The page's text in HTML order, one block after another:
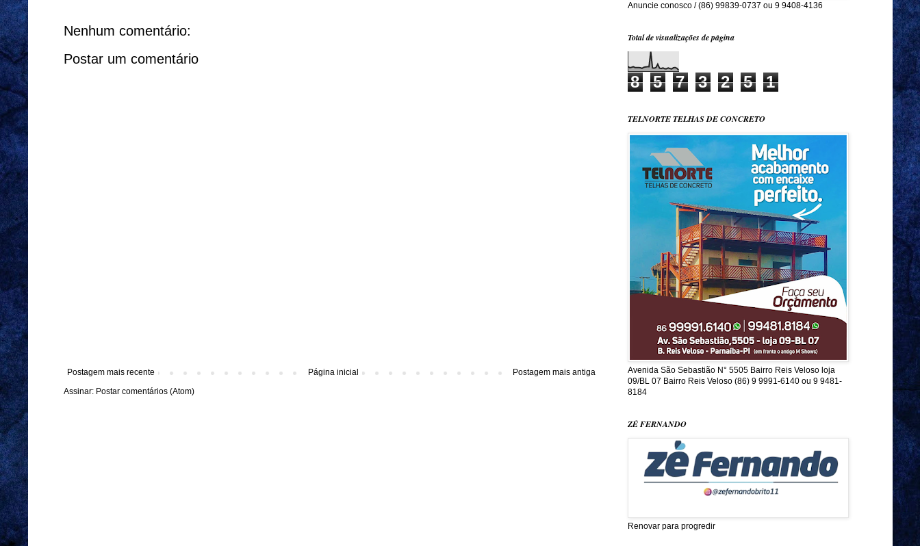
Nenhum comentário:
Postar um comentário
Postagem mais recente Postagem mais antiga
Página inicial
Assinar: Postar comentários (Atom)
Anuncie conosco / (86) 99839-0737 ou 9 9408-4136
Total de visualizações de página
8 5 7 3 2 5 1
TELNORTE TELHAS DE CONCRETO
Avenida São Sebastião N° 5505 Bairro Reis Veloso loja
09/BL 07 Bairro Reis Veloso (86) 9 9991-6140 ou 9 9481-
8184
ZÉ FERNANDO
Renovar para progredir